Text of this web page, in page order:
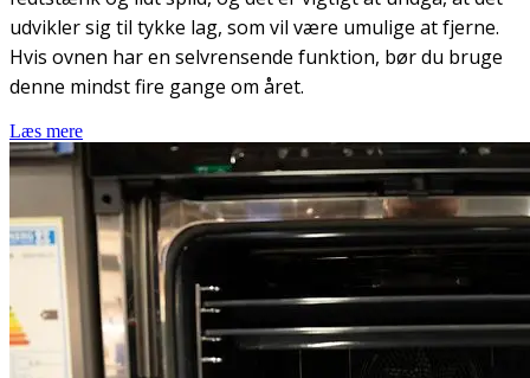
udvikler sig til tykke lag, som vil være umulige at fjerne.
Hvis ovnen har en selvrensende funktion, bør du bruge
denne mindst fire gange om året.
Læs mere